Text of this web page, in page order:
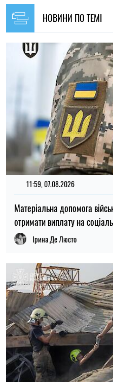
НОВИНИ ПО ТЕМІ
11:59, 07.08.2026
Матеріальна допомога
отримати виплату на
Ірина Де Люсто